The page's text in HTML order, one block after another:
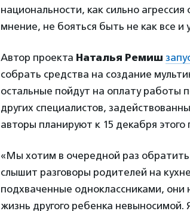
национальности, как сильно
мнение, не бояться быть не как все
Автор проекта Наталья Ремиш
собрать средства на создание
остальные пойдут на оплату работы
других специалистов,
авторы планируют к 15 декабря этого
«Мы хотим в очередной раз
слышит разговоры родителей на
подхваченные одноклассниками,
жизнь другого ребенка невыносимой.